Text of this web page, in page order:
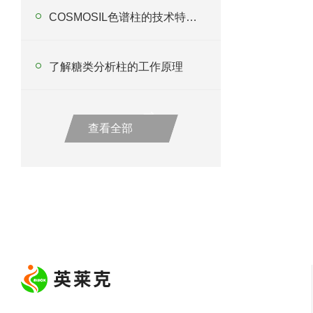
COSMOSIL色谱柱的技术特点有哪些呢？
了解糖类分析柱的工作原理
查看全部